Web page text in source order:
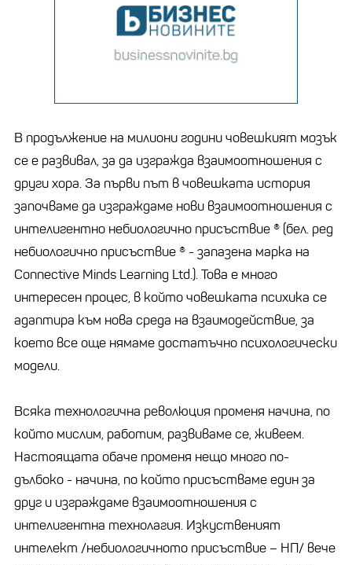
В продължение на милиони години човешкият мозък
се е развивал, за да изгражда взаимоотношения с
други хора. За първи път в човешката история
започваме да изграждаме нови взаимоотношения с
интелигентно небиологично присъствие ® (бел. ред
небиологично присъствие ® - запазена марка на
Connective Minds Learning Ltd.). Това е много
интересен процес, в който човешката психика се
адаптира към нова среда на взаимодействие, за
което все още нямаме достатъчно психологически
модели.
Всяка технологична революция променя начина, по
който мислим, работим, развиваме се, живеем.
Настоящата обаче променя нещо много по-
дълбоко - начина, по който присъстваме един за
друг и изграждаме взаимоотношения с
интелигентна технолагия. Изкуственият
интелект /небиологичното присъствие – НП/ вече